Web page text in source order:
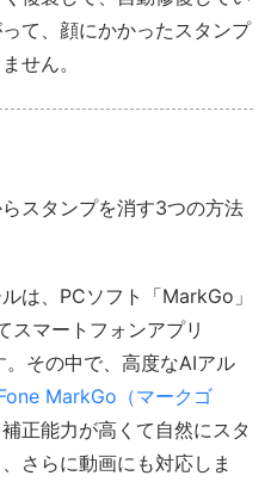
て、顔にかかったスタンプ
せん。
スタンプを消す3つの方法
は、PCソフト「MarkGo」
スマートフォンアプリ
。その中で、高度なAIアル
MarkGo（マークゴ
正能力が高くて自然にスタ
さらに動画にも対応しま